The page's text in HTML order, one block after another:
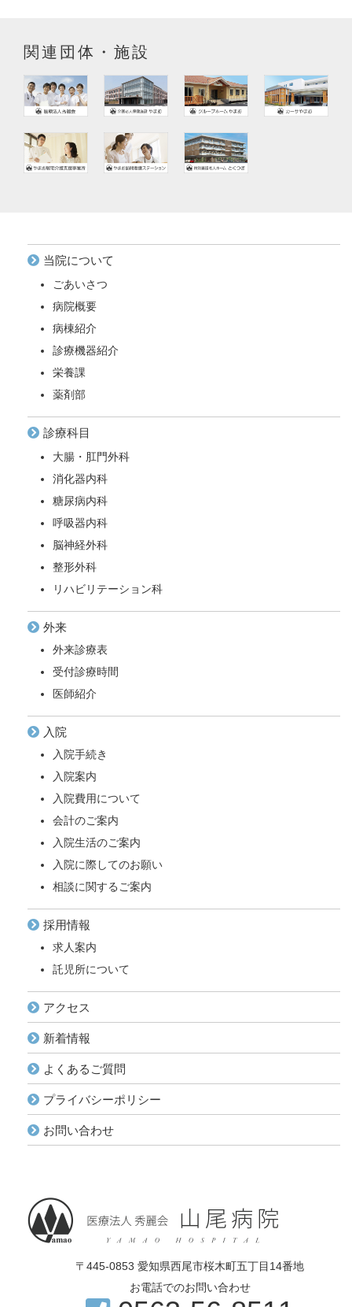
関連団体・施設
当院について
ごあいさつ
病院概要
病棟紹介
診療機器紹介
栄養課
薬剤部
診療科目
大腸・肛門外科
消化器内科
糖尿病内科
呼吸器内科
脳神経外科
整形外科
リハビリテーション科
外来
外来診療表
受付診療時間
医師紹介
入院
入院手続き
入院案内
入院費用について
会計のご案内
入院生活のご案内
入院に際してのお願い
相談に関するご案内
採用情報
求人案内
託児所について
アクセス
新着情報
よくあるご質問
プライバシーポリシー
お問い合わせ
〒445-0853 愛知県西尾市桜木町五丁目14番地
お電話でのお問い合わせ